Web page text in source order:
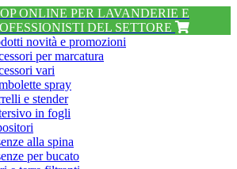
ONLINE PER LAVANDERIE E
DEL SETTORE
novità e promozioni
per marcatura
vari
spray
e stender
in fogli
alla spina
per bucato